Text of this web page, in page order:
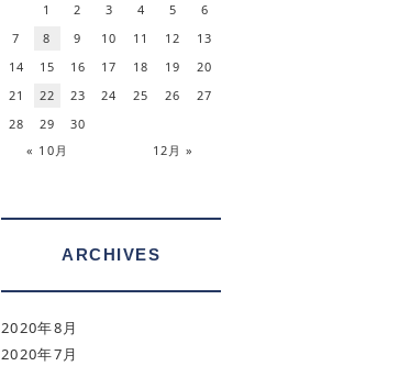
« 10月 12月 »
1 2 3 4 5
6
7
8 9 10 11 12
13
14
15 16 17 18 19
20
21
22 23 24 25 26
27
28
29 30
ARCHIVES
2020年8月
2020年7月